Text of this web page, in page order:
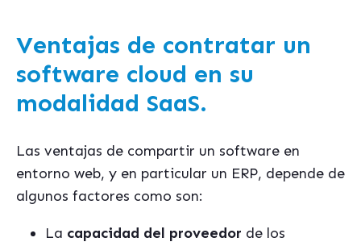
Ventajas de contratar un
software cloud en su
modalidad SaaS.
Las ventajas de compartir un software en
entorno web, y en particular un ERP, depende de
algunos factores como son:
La capacidad del proveedor de los